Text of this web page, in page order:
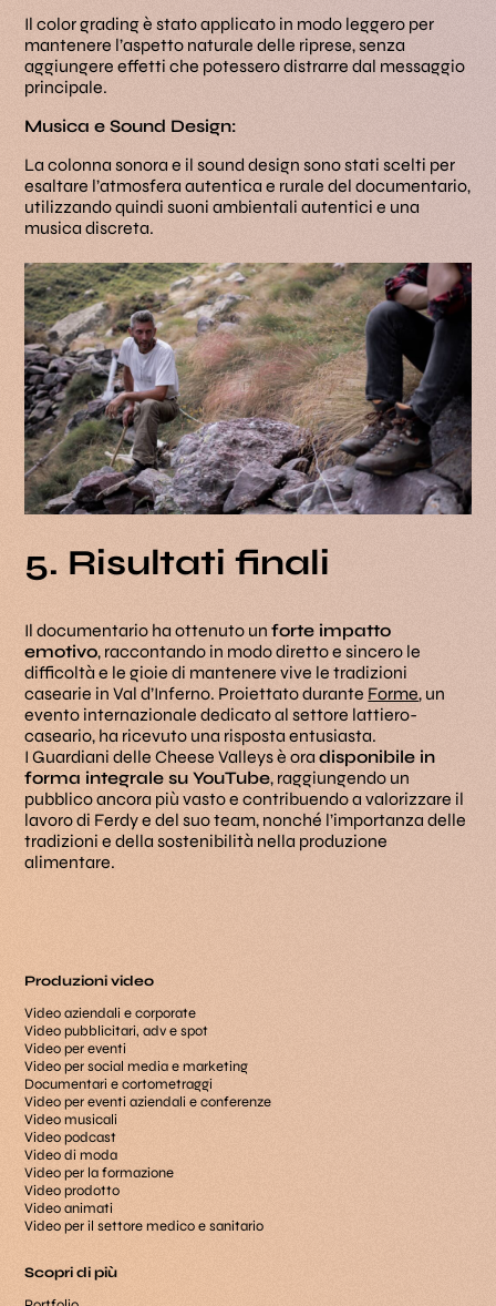
Il color grading è stato applicato in modo leggero per
mantenere l’aspetto naturale delle riprese, senza
aggiungere effetti che potessero distrarre dal messaggio
principale.
Musica e Sound Design:
La colonna sonora e il sound design sono stati scelti per
esaltare l’atmosfera autentica e rurale del documentario,
utilizzando quindi suoni ambientali autentici e una
musica discreta.
5. Risultati finali
Il documentario ha ottenuto unforte impatto
emotivo, raccontando in modo diretto e sincero le
difficoltà e le gioie di mantenere vive le tradizioni
casearie in Val d’Inferno. Proiettato durante Forme, un
evento internazionale dedicato al settore lattiero-
caseario, ha ricevuto una risposta entusiasta.
I Guardiani delle Cheese Valleysè oradisponibile in
forma integrale su YouTube, raggiungendo un
pubblico ancora più vasto e contribuendo a valorizzare il
lavoro di Ferdy e del suo team, nonché l’importanza delle
tradizioni e della sostenibilità nella produzione
alimentare.
Produzioni video
Video aziendali e corporate
Video pubblicitari, adv e spot
Video per eventi
Video per social media e marketing
Documentari e cortometraggi
Video per eventi aziendali e conferenze
Video musicali
Video podcast
Video di moda
Video per la formazione
Video prodotto
Video animati
Video per il settore medico e sanitario
Scopri di più